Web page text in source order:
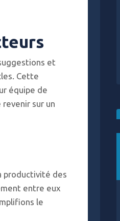
et
Cette
équipe de
sur un
productivité des
entre eux
le